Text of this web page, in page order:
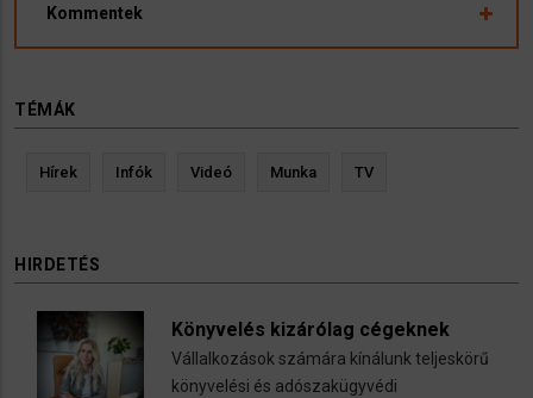
Kommentek
TÉMÁK
Hírek Infók Videó Munka TV
HIRDETÉS
Könyvelés kizárólag cégeknek
Vállalkozások számára kínálunk teljeskörű
könyvelési és adószakügyvédi